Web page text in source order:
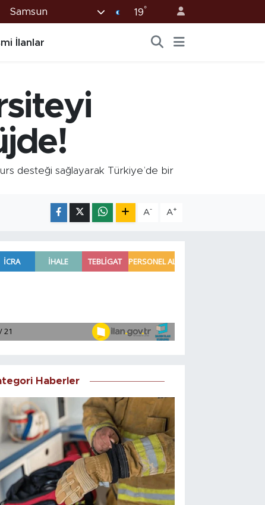
Samsun 19°
İlanlar
desteği sağlayarak Türkiye’de bir
A- A+
Haberler